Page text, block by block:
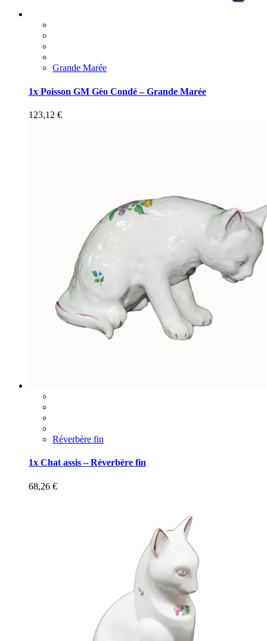
Grande Marée
1x Poisson GM Géo Condé – Grande Marée
123,12 €
Réverbère fin
1x Chat assis – Réverbère fin
68,26 €